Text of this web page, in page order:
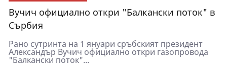
Вучич официално откри "Балкански поток" в
Сърбия
Рано сутринта на 1 януари сръбският президент
Александър Вучич официално откри газопровода
"Балкански поток"...